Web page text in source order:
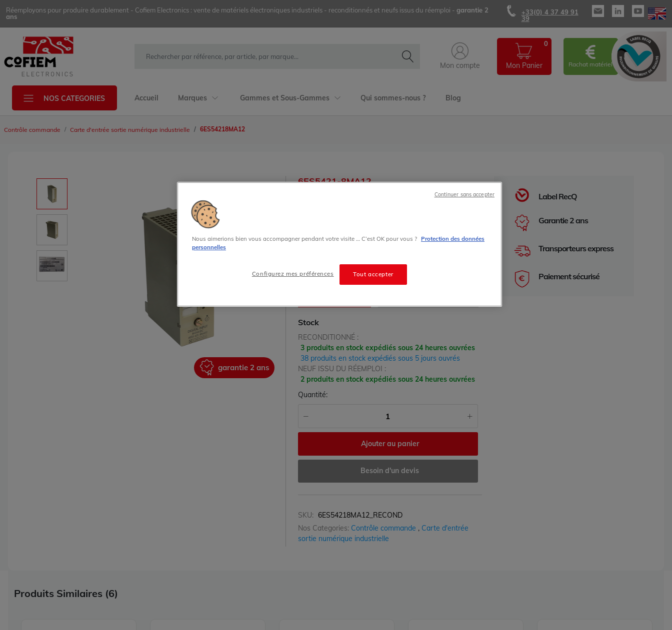
Réemployons pour produire durablement - Cofiem Electronics : vente de matériels électroniques industriels - reconditionnés et neufs issus du réemploi - garantie 2
ans
+33(0) 4 37 49 91
39
Mon compte Mon Panier
0
Rachat matériel
NOS CATEGORIES Accueil Marques Gammes et Sous-Gammes Qui sommes-nous ? Blog
Contrôle commande Carte d'entrée sortie numérique industrielle 6ES54218MA12
garantie 2 ans
6ES5421-8MA12
Stock
RECONDITIONNÉ :
3 produits en stock expédiés sous 24 heures ouvrées
38 produits en stock expédiés sous 5 jours ouvrés
NEUF ISSU DU RÉEMPLOI :
2 produits en stock expédiés sous 24 heures ouvrées
Quantité:
Ajouter au panier
Besoin d'un devis
SKU: 6ES54218MA12_RECOND
Nos Categories: Contrôle commande , Carte d'entrée
sortie numérique industrielle
Label RecQ
Garantie 2 ans
Transporteurs express
Paiement sécurisé
Produits Similaires (6)
Nous aimerions bien vous accompagner pendant votre visite … C’est OK pour vous ? Protection des données
personnelles
Tout accepter
Configurez mes préférences
Continuer sans accepter